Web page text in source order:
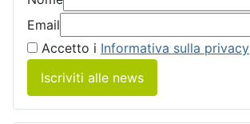
Email
Accetto i Informativa sulla privacy
Iscriviti alle news